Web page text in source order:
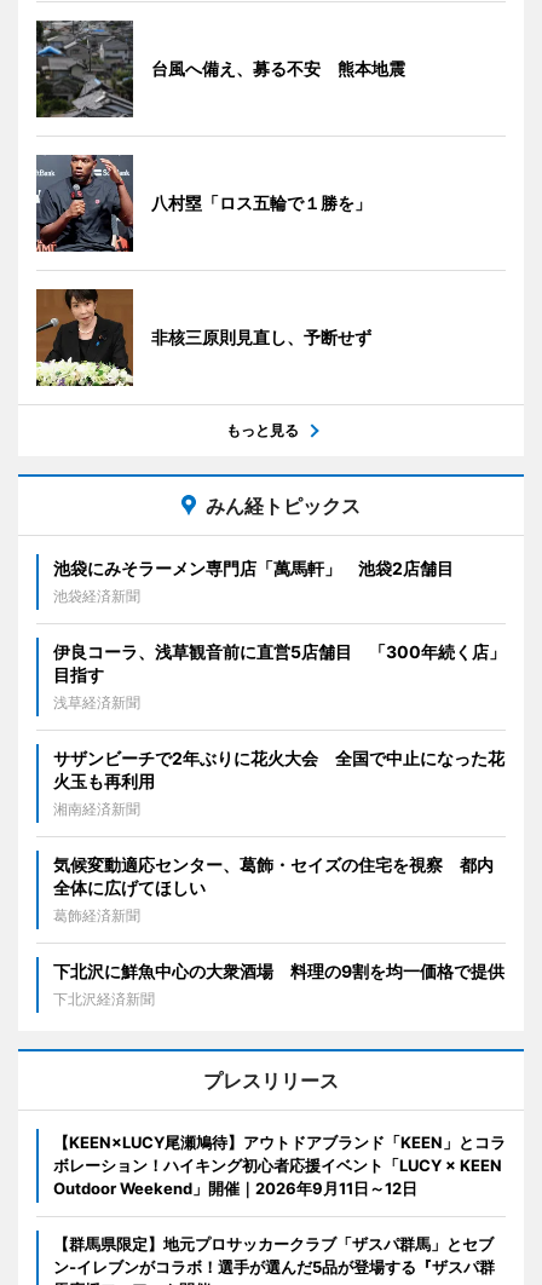
台風へ備え、募る不安 熊本地震
八村塁「ロス五輪で１勝を」
非核三原則見直し、予断せず
もっと見る
みん経トピックス
池袋にみそラーメン専門店「萬馬軒」 池袋2店舗目
池袋経済新聞
伊良コーラ、浅草観音前に直営5店舗目 「300年続く店」
目指す
浅草経済新聞
サザンビーチで2年ぶりに花火大会 全国で中止になった花
火玉も再利用
湘南経済新聞
気候変動適応センター、葛飾・セイズの住宅を視察 都内
全体に広げてほしい
葛飾経済新聞
下北沢に鮮魚中心の大衆酒場 料理の9割を均一価格で提供
下北沢経済新聞
プレスリリース
【KEEN×LUCY尾瀬鳩待】アウトドアブランド「KEEN」とコラ
ボレーション！ハイキング初心者応援イベント「LUCY × KEEN
Outdoor Weekend」開催｜2026年9月11日～12日
【群馬県限定】地元プロサッカークラブ「ザスパ群馬」とセブ
ン‐イレブンがコラボ！選手が選んだ5品が登場する『ザスパ群